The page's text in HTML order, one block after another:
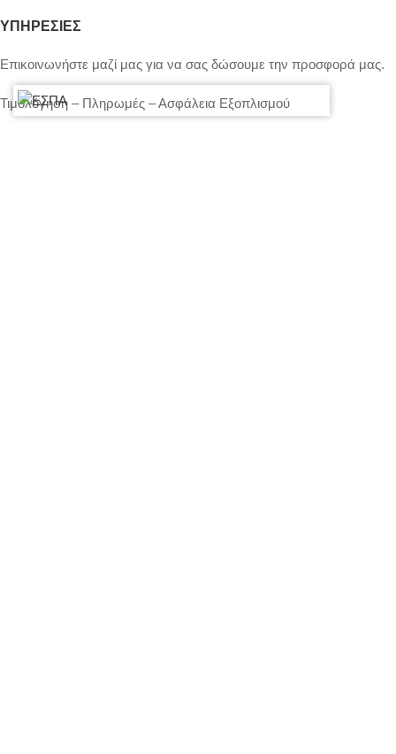
ΥΠΗΡΕΣΙΕΣ
Επικοινωνήστε μαζί μας για να σας δώσουμε την προσφορά μας.
Τιμολόγηση – Πληρωμές – Ασφάλεια Εξοπλισμού